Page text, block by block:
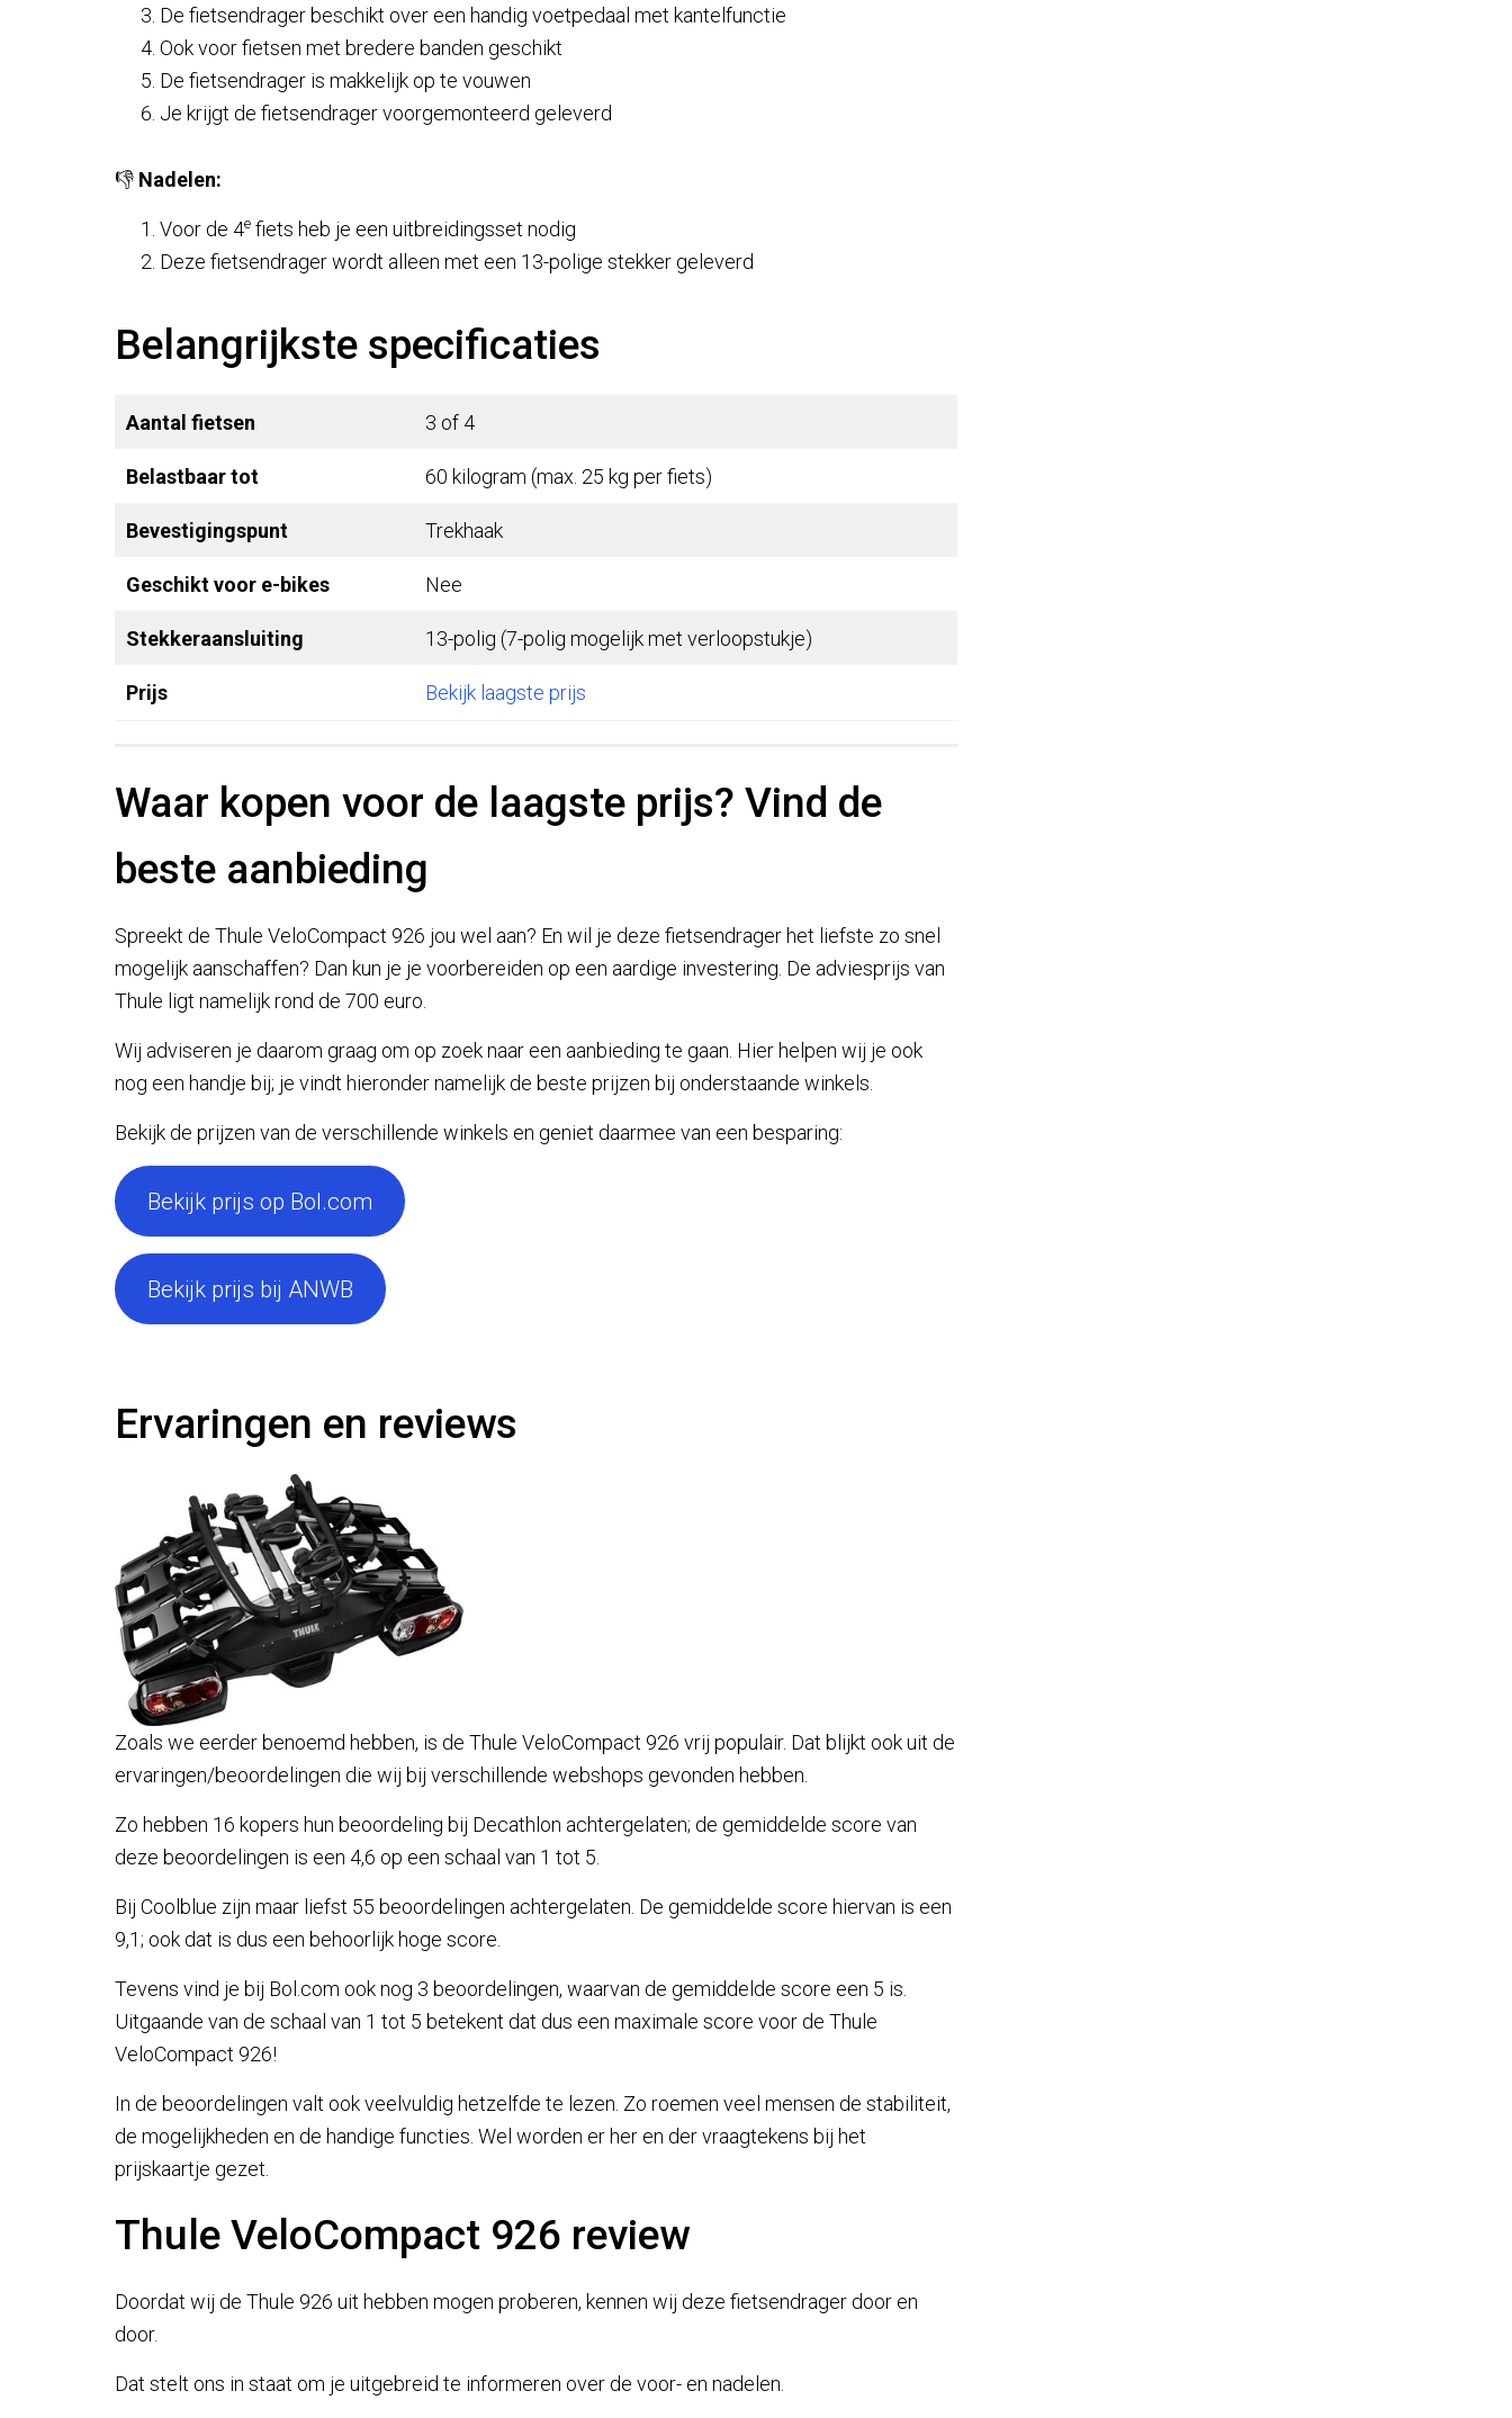
De fietsendrager beschikt over een handig voetpedaal met kantelfunctie
Ook voor fietsen met bredere banden geschikt
De fietsendrager is makkelijk op te vouwen
Je krijgt de fietsendrager voorgemonteerd geleverd
👎 Nadelen:
Voor de 4e fiets heb je een uitbreidingsset nodig
Deze fietsendrager wordt alleen met een 13-polige stekker geleverd
Belangrijkste specificaties
Aantal fietsen 3 of 4
Belastbaar tot 60 kilogram (max. 25 kg per fiets)
Bevestigingspunt Trekhaak
Geschikt voor e-bikes Nee
Stekkeraansluiting 13-polig (7-polig mogelijk met verloopstukje)
Prijs Bekijk laagste prijs
Waar kopen voor de laagste prijs? Vind de
beste aanbieding
Spreekt de Thule VeloCompact 926 jou wel aan? En wil je deze fietsendrager het liefste zo snel
mogelijk aanschaffen? Dan kun je je voorbereiden op een aardige investering. De adviesprijs van
Thule ligt namelijk rond de 700 euro.
Wij adviseren je daarom graag om op zoek naar een aanbieding te gaan. Hier helpen wij je ook
nog een handje bij; je vindt hieronder namelijk de beste prijzen bij onderstaande winkels.
Bekijk de prijzen van de verschillende winkels en geniet daarmee van een besparing:
Bekijk prijs op Bol.com
Bekijk prijs bij ANWB
Ervaringen en reviews
Zoals we eerder benoemd hebben, is de Thule VeloCompact 926 vrij populair. Dat blijkt ook uit de
ervaringen/beoordelingen die wij bij verschillende webshops gevonden hebben.
Zo hebben 16 kopers hun beoordeling bij Decathlon achtergelaten; de gemiddelde score van
deze beoordelingen is een 4,6 op een schaal van 1 tot 5.
Bij Coolblue zijn maar liefst 55 beoordelingen achtergelaten. De gemiddelde score hiervan is een
9,1; ook dat is dus een behoorlijk hoge score.
Tevens vind je bij Bol.com ook nog 3 beoordelingen, waarvan de gemiddelde score een 5 is.
Uitgaande van de schaal van 1 tot 5 betekent dat dus een maximale score voor de Thule
VeloCompact 926!
In de beoordelingen valt ook veelvuldig hetzelfde te lezen. Zo roemen veel mensen de stabiliteit,
de mogelijkheden en de handige functies. Wel worden er her en der vraagtekens bij het
prijskaartje gezet.
Thule VeloCompact 926 review
Doordat wij de Thule 926 uit hebben mogen proberen, kennen wij deze fietsendrager door en
door.
Dat stelt ons in staat om je uitgebreid te informeren over de voor- en nadelen.